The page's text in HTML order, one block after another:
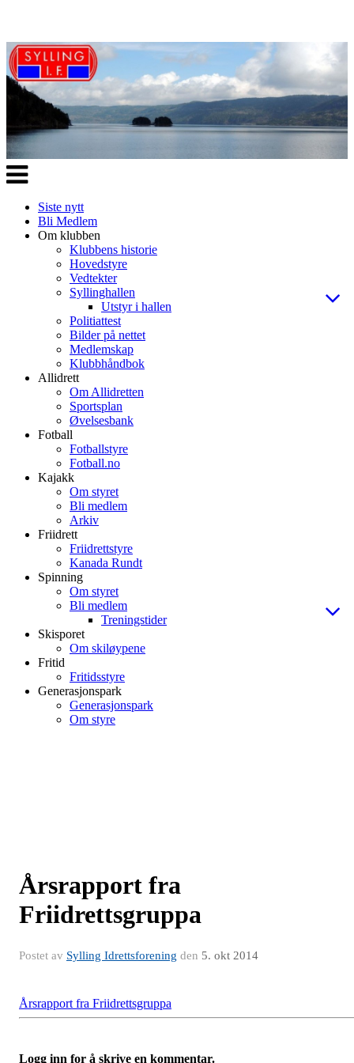
Veksle
navigasjon
Siste nytt
Bli Medlem
Om klubben
Klubbens historie
Hovedstyre
Vedtekter
Syllinghallen
Utstyr i hallen
Politiattest
Bilder på nettet
Medlemskap
Klubbhåndbok
Allidrett
Om Allidretten
Sportsplan
Øvelsesbank
Fotball
Fotballstyre
Fotball.no
Kajakk
Om styret
Bli medlem
Arkiv
Friidrett
Friidrettstyre
Kanada Rundt
Spinning
Om styret
Bli medlem
Treningstider
Skisporet
Om skiløypene
Fritid
Fritidsstyre
Generasjonspark
Generasjonspark
Om styre
Årsrapport fra
Friidrettsgruppa
Postet av Sylling Idrettsforening den 5. okt 2014
Årsrapport fra Friidrettsgruppa
Logg inn for å skrive en kommentar.